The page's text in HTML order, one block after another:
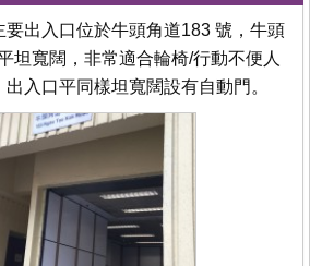
要出入口位於牛頭角道183 號，牛頭
坦寬闊，非常適合輪椅/行動不便人
入口平同樣坦寬闊設有自動門。